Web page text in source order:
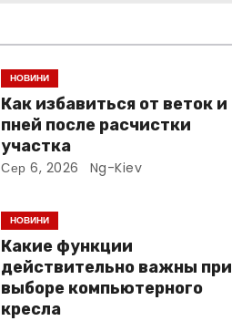
НОВИНИ
Как избавиться от веток и
пней после расчистки
участка
Сер 6, 2026 Ng-Kiev
НОВИНИ
Какие функции
действительно важны при
выборе компьютерного
кресла